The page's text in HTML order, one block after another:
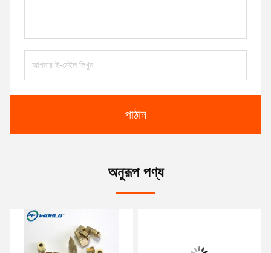
পাঠান
অনুরূপ পণ্য